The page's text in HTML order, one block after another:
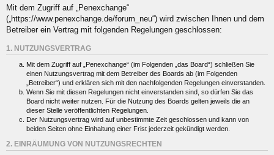
Mit dem Zugriff auf „Penexchange“
(„https://www.penexchange.de/forum_neu“) wird zwischen Ihnen und dem
Betreiber ein Vertrag mit folgenden Regelungen geschlossen:
1. NUTZUNGSVERTRAG
Mit dem Zugriff auf „Penexchange“ (im Folgenden „das Board“) schließen Sie
einen Nutzungsvertrag mit dem Betreiber des Boards ab (im Folgenden
„Betreiber“) und erklären sich mit den nachfolgenden Regelungen einverstanden.
Wenn Sie mit diesen Regelungen nicht einverstanden sind, so dürfen Sie das
Board nicht weiter nutzen. Für die Nutzung des Boards gelten jeweils die an
dieser Stelle veröffentlichten Regelungen.
Der Nutzungsvertrag wird auf unbestimmte Zeit geschlossen und kann von
beiden Seiten ohne Einhaltung einer Frist jederzeit gekündigt werden.
2. EINRÄUMUNG VON NUTZUNGSRECHTEN